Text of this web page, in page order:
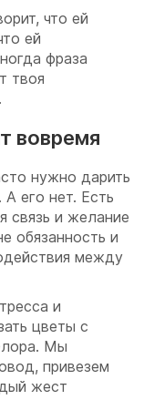
что ей
ей
фраза
твоя
вовремя
нужно дарить
его нет. Есть
связь и желание
обязанность и
между
и
цветы с
Мы
привезем
жест